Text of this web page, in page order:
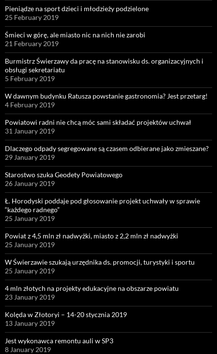
Pieniądze na sport dzieci i młodzieży podzielone
25 February 2019
Śmieci w górę, ale miasto nic na nich nie zarobi
21 February 2019
Burmistrz Świerzawy da pracę na stanowisku ds. organizacyjnych i
obsługi sekretariatu
5 February 2019
W dawnym budynku Ratusza powstanie gastronomia? Jest przetarg!
4 February 2019
Powiatowi radni nie chcą móc sami składać projektów uchwał
31 January 2019
Dlaczego odpady segregowane są czasem odbierane jako zmieszane?
29 January 2019
Starostwo szuka Geodety Powiatowego
26 January 2019
Ł. Horodyski poddaje pod głosowanie projekt uchwały w sprawie
“każdego radnego”
25 January 2019
Powiat z 4,5 mln zł nadwyżki, miasto z 2,2 mln zł nadwyżki
25 January 2019
W Świerzawie szukają urzędnika ds. promocji, turystyki i sportu
25 January 2019
4 mln złotych na projekty edukacyjne na obszarze powiatu
23 January 2019
Kolęda w Złotoryi – 14-20 stycznia 2019
13 January 2019
Jest wykonawca remontu auli w SP3
8 January 2019